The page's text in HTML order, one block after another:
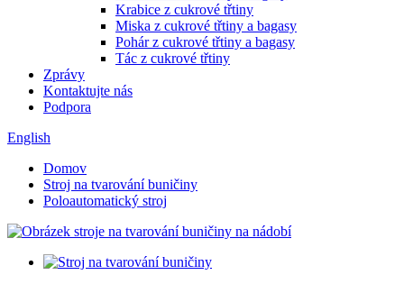
Krabice z cukrové třtiny
Miska z cukrové třtiny a bagasy
Pohár z cukrové třtiny a bagasy
Tác z cukrové třtiny
Zprávy
Kontaktujte nás
Podpora
English
Domov
Stroj na tvarování buničiny
Poloautomatický stroj